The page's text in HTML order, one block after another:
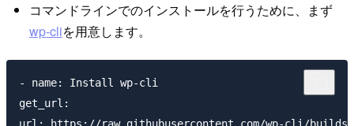
コマンドラインでのインストールを行うために、まず
wp-cliを用意します。
- name: Install wp-cli
get_url:
url: https://raw.githubusercontent.com/wp-cli/builds/